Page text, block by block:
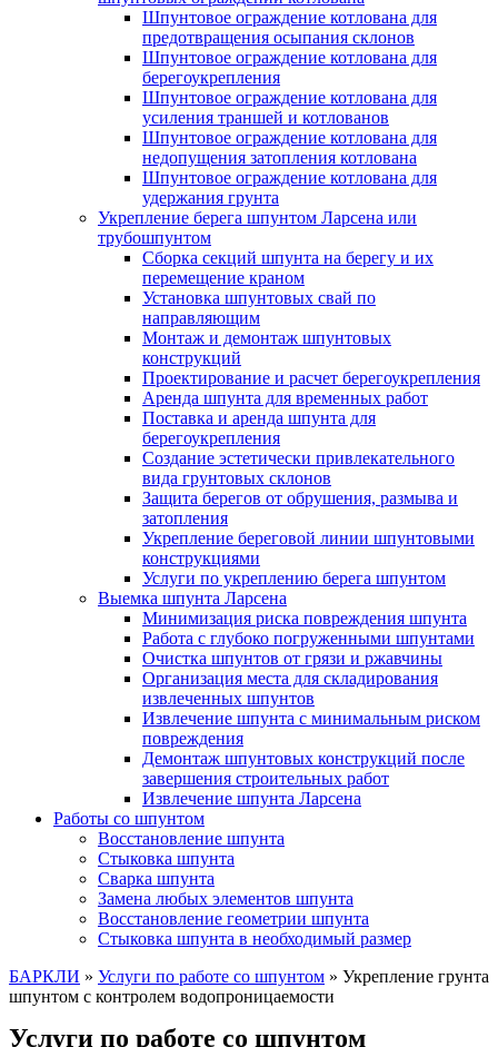
Шпунтовое ограждение котлована для
предотвращения осыпания склонов
Шпунтовое ограждение котлована для
берегоукрепления
Шпунтовое ограждение котлована для
усиления траншей и котлованов
Шпунтовое ограждение котлована для
недопущения затопления котлована
Шпунтовое ограждение котлована для
удержания грунта
Укрепление берега шпунтом Ларсена или
трубошпунтом
Сборка секций шпунта на берегу и их
перемещение краном
Установка шпунтовых свай по
направляющим
Монтаж и демонтаж шпунтовых
конструкций
Проектирование и расчет берегоукрепления
Аренда шпунта для временных работ
Поставка и аренда шпунта для
берегоукрепления
Создание эстетически привлекательного
вида грунтовых склонов
Защита берегов от обрушения, размыва и
затопления
Укрепление береговой линии шпунтовыми
конструкциями
Услуги по укреплению берега шпунтом
Выемка шпунта Ларсена
Минимизация риска повреждения шпунта
Работа с глубоко погруженными шпунтами
Очистка шпунтов от грязи и ржавчины
Организация места для складирования
извлеченных шпунтов
Извлечение шпунта с минимальным риском
повреждения
Демонтаж шпунтовых конструкций после
завершения строительных работ
Извлечение шпунта Ларсена
Работы со шпунтом
Восстановление шпунта
Стыковка шпунта
Сварка шпунта
Замена любых элементов шпунта
Восстановление геометрии шпунта
Стыковка шпунта в необходимый размер
БАРКЛИ » Услуги по работе со шпунтом » Укрепление грунта
шпунтом с контролем водопроницаемости
Услуги по работе со шпунтом